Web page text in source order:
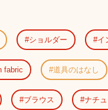
ショルダー イ
fabric 道具のはなし
ブラウス ナチ